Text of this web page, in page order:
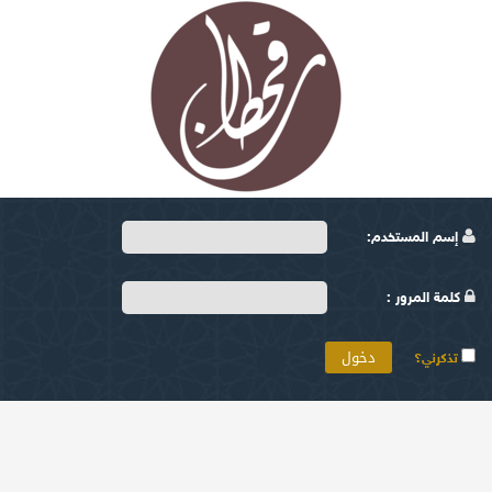
إسم المستخدم:
كلمة المرور :
تذكرني؟